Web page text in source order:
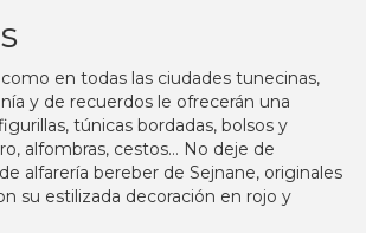
en todas las ciudades tunecinas,
y de recuerdos le ofrecerán una
túnicas bordadas, bolsos y
alfombras, cestos… No deje de
alfarería bereber de Sejnane, originales
su estilizada decoración en rojo y